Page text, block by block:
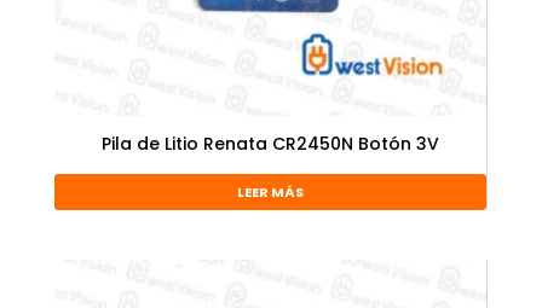
Pila de Litio Renata CR2450N Botón 3V
LEER MÁS